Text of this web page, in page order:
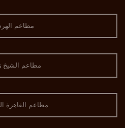
مطاعم
مطاعم الشيخ
مطاعم القاهرة